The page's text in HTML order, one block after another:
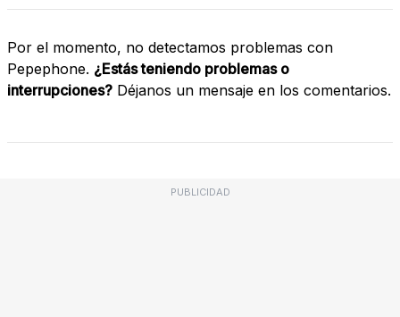
Por el momento, no detectamos problemas con
Pepephone. ¿Estás teniendo problemas o
interrupciones? Déjanos un mensaje en los comentarios.
PUBLICIDAD